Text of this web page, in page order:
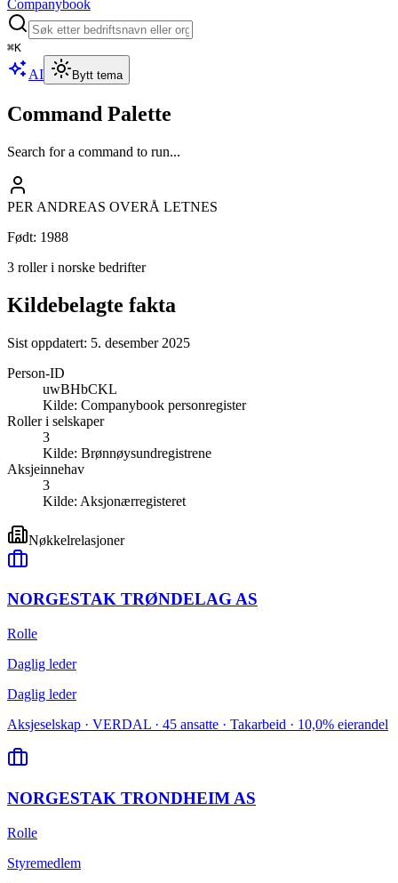
Companybook
⌘K
AI Bytt tema
Command Palette
Search for a command to run...
PER ANDREAS OVERÅ LETNES
Født: 1988
3 roller i norske bedrifter
Kildebelagte fakta
Sist oppdatert: 5. desember 2025
Person-ID
uwBHbCKL
Kilde: Companybook personregister
Roller i selskaper
3
Kilde: Brønnøysundregistrene
Aksjeinnehav
3
Kilde: Aksjonærregisteret
Nøkkelrelasjoner
NORGESTAK TRØNDELAG AS
Rolle
Daglig leder
Daglig leder
Aksjeselskap · VERDAL · 45 ansatte · Takarbeid · 10,0% eierandel
NORGESTAK TRONDHEIM AS
Rolle
Styremedlem